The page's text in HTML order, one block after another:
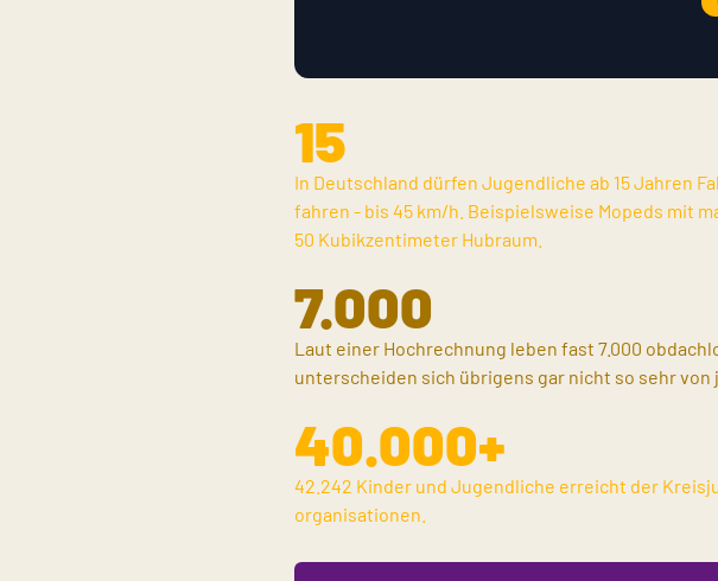
15
In Deutschland dürfen Jugendliche ab 15 Jahren
fahren - bis 45 km/h. Beispielsweise Mopeds mit
50 Kubikzentimeter Hubraum.
7.000
Laut einer Hochrechnung leben fast 7.000
unterscheiden sich übrigens gar nicht so sehr
40.000+
42.242 Kinder und Jugendliche erreicht der
organisationen.